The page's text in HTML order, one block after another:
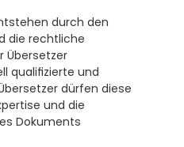
durch den
die rechtliche
Übersetzer
qualifizierte und
dürfen diese
und die
Dokuments